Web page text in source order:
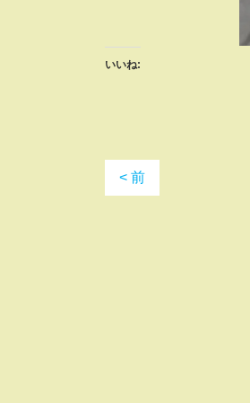
いいね:
< 前